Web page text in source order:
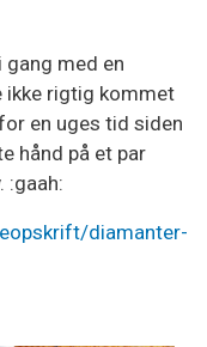
med en
ikke rigtig kommet
en uges tid siden
hånd på et par
:gaah:
diamanter-